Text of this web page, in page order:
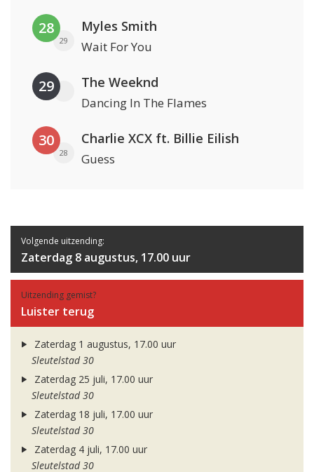
28
29
Myles Smith
Wait For You
29 The Weeknd
Dancing In The Flames
30
28
Charlie XCX ft. Billie Eilish
Guess
Volgende uitzending:
Zaterdag 8 augustus, 17.00 uur
Uitzending gemist?
Luister terug
Zaterdag 1 augustus, 17.00 uur
Sleutelstad 30
Zaterdag 25 juli, 17.00 uur
Sleutelstad 30
Zaterdag 18 juli, 17.00 uur
Sleutelstad 30
Zaterdag 4 juli, 17.00 uur
Sleutelstad 30